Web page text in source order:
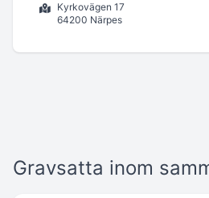
Kyrkovägen 17
64200 Närpes
Gravsatta inom